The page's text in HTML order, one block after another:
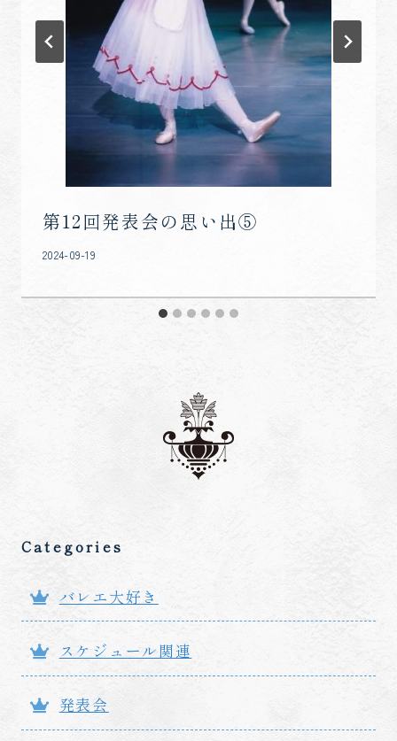
第12回発表会の思い出⑤
2024-09-19
Categories
バレエ大好き
スケジュール関連
発表会